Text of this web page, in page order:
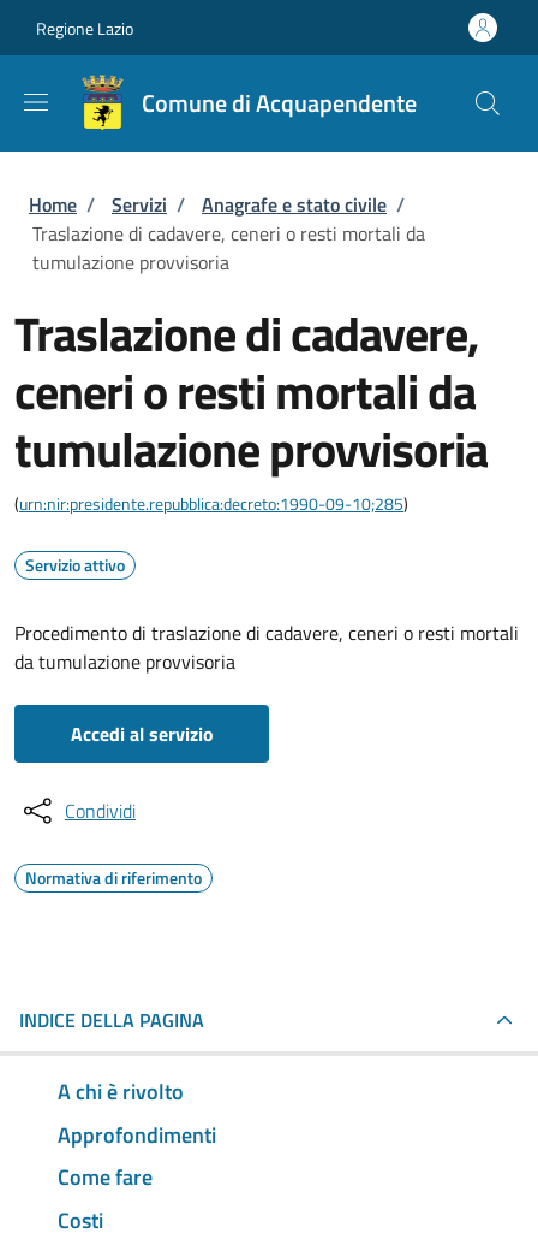
Regione Lazio
Comune di Acquapendente
Briciole di pane
Home / Servizi / Anagrafe e stato civile /
Traslazione di cadavere, ceneri o resti mortali da
tumulazione provvisoria
Traslazione di cadavere,
ceneri o resti mortali da
tumulazione provvisoria
(urn:nir:presidente.repubblica:decreto:1990-09-10;285)
Servizio attivo
Procedimento di traslazione di cadavere, ceneri o resti mortali
da tumulazione provvisoria
Accedi al servizio
Condividi
Normativa di riferimento
INDICE DELLA PAGINA
A chi è rivolto
Approfondimenti
Come fare
Costi